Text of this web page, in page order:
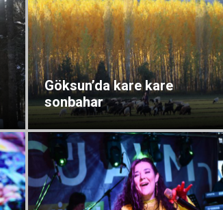
Göksun’da kare kare
sonbahar